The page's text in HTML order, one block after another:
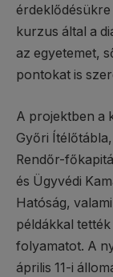
kurzus által a
az egyetemet,
pontokat is
A projektben a
Győri
Rendőr-
és Ügyvédi
Hatóság,
példákkal
folyamatot. A
április 11-i